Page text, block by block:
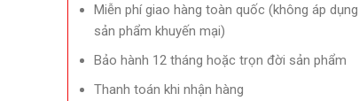
Miễn phí giao hàng toàn quốc (không áp
sản phẩm khuyến mại)
Bảo hành 12 tháng hoặc trọn đời sản phẩm
Thanh toán khi nhận hàng